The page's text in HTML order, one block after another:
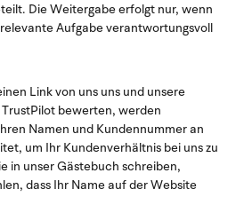
Die Weitergabe erfolgt nur, wenn
Aufgabe verantwortungsvoll
Link von uns uns und unsere
bewerten, werden
Namen und Kundennummer an
um Ihr Kundenverhältnis bei uns zu
in unser Gästebuch schreiben,
dass Ihr Name auf der Website